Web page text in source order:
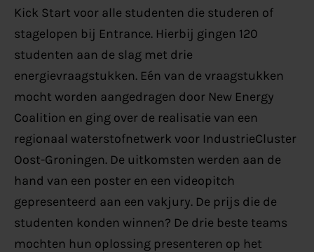
Kick Start voor alle studenten die studeren of
stagelopen bij Entrance. Hierbij gingen 120
studenten aan de slag met drie
energievraagstukken. Eén van de vraagstukken
mocht worden aangedragen door New Energy
Coalition en ging over de realisatie van een
regionaal waterstofnetwerk voor IndustrieCluster
Oost-Groningen. De uitkomsten werden aan de
hand van een poster en een videopitch
gepresenteerd aan een vakjury. De prijs die de
studenten konden winnen? De drie beste teams
mochten hun oplossing presenteren op het